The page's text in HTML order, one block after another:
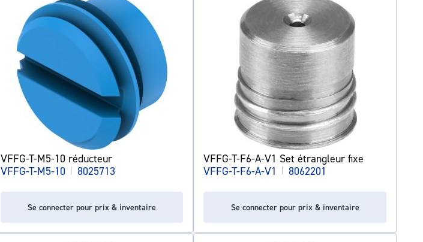
VFFG-T-M5-10 réducteur
VFFG-T-M5-10 | 8025713
Se connecter pour prix & inventaire
VFFG-T-F6-A-V1 Set étrangleur fixe
VFFG-T-F6-A-V1
| 8062201
Se connecter pour prix & inventaire